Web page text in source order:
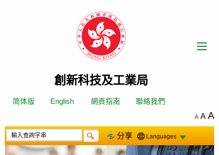
創新科技及工業局
简体版 English 網頁指南 聯絡我們
A A A
分享 Languages